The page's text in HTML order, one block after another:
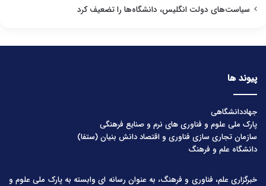
سیاست‌های دولت انگلیس، دانشگاه‌ها را تضعیف کرد
پیوند ها
جهاددانشگاهی
پارک ملی علوم و فناوری های نرم و صنایع فرهنگی
سازمان تجاری سازی فناوری و اقتصاد دانش بنیان (ستفا)
دانشگاه علم و فرهنگ
خبرگزاری علم، فناوری و فرهنگ، به عنوان رسانه ای وابسته به پارک ملی علوم و